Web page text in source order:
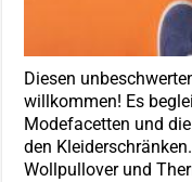
Diesen
willkommen! Es
Modefacetten und
den
Wollpullover und